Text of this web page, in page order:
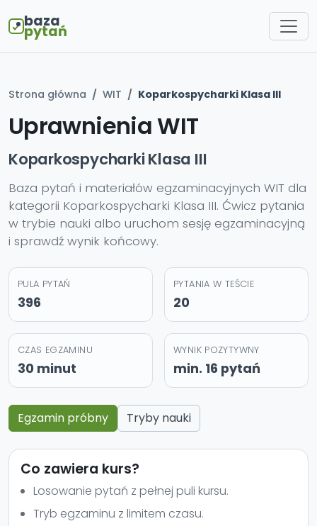
baza
pytań
Strona główna WIT Koparkospycharki Klasa III
Uprawnienia WIT
Koparkospycharki Klasa III
Baza pytań i materiałów egzaminacyjnych WIT dla
kategorii Koparkospycharki Klasa III. Ćwicz pytania
w trybie nauki albo uruchom sesję egzaminacyjną
i sprawdź wynik końcowy.
PULA PYTAŃ
396
PYTANIA W TEŚCIE
20
CZAS EGZAMINU
30 minut
WYNIK POZYTYWNY
min. 16 pytań
Egzamin próbny Tryby nauki
Co zawiera kurs?
Losowanie pytań z pełnej puli kursu.
Tryb egzaminu z limitem czasu.